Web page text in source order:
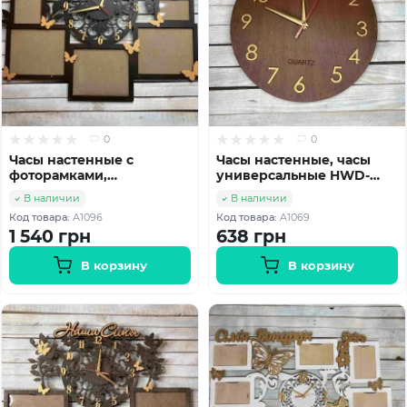
0
Часы настенные с
фоторамками,
универсальные часы,
семейные часы HWD-
A1096
В наличии
Код товара: A1096
1 540 грн
В корзину
0
Часы настенные, часы
универсальные HWD-
A1069
В наличии
Код товара: A1069
638 грн
В корзину